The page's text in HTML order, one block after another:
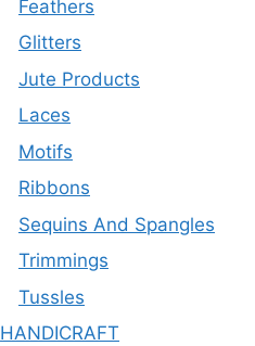
Feathers
Glitters
Jute Products
Laces
Motifs
Ribbons
Sequins And Spangles
Trimmings
Tussles
HANDICRAFT